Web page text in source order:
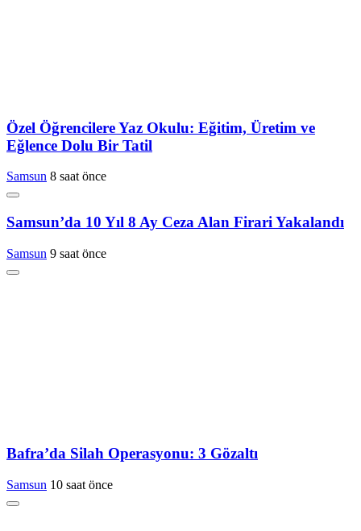
Özel Öğrencilere Yaz Okulu: Eğitim, Üretim ve
Eğlence Dolu Bir Tatil
Samsun 8 saat önce
Samsun’da 10 Yıl 8 Ay Ceza Alan Firari Yakalandı
Samsun 9 saat önce
Bafra’da Silah Operasyonu: 3 Gözaltı
Samsun 10 saat önce